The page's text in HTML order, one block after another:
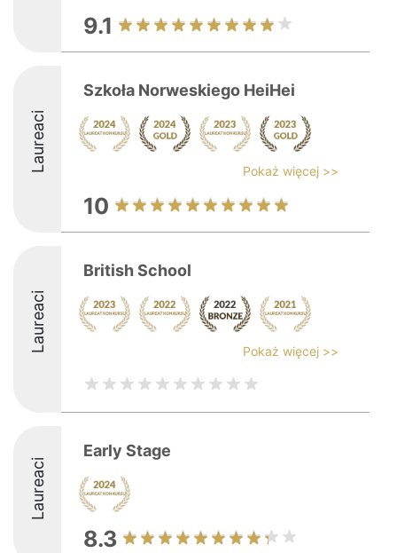
9.1
Laureaci
Szkoła Norweskiego HeiHei
Pokaż więcej >>
10
Laureaci
British School
Pokaż więcej >>
Laureaci
Early Stage
8.3